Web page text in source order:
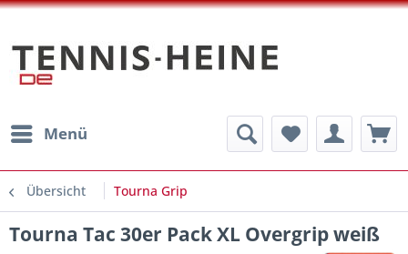
Menü
Übersicht Tourna Grip
Tourna Tac 30er Pack XL Overgrip weiß